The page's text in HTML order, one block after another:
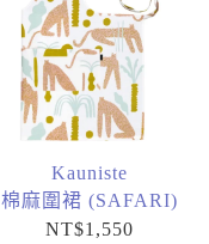
Kauniste
棉麻圍裙 (SAFARI)
NT$1,550